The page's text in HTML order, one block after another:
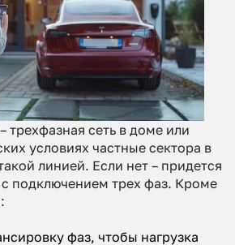
трехфазная сеть в доме или
условиях частные сектора в
линией. Если нет – придется
подключением трех фаз. Кроме
фаз, чтобы нагрузка